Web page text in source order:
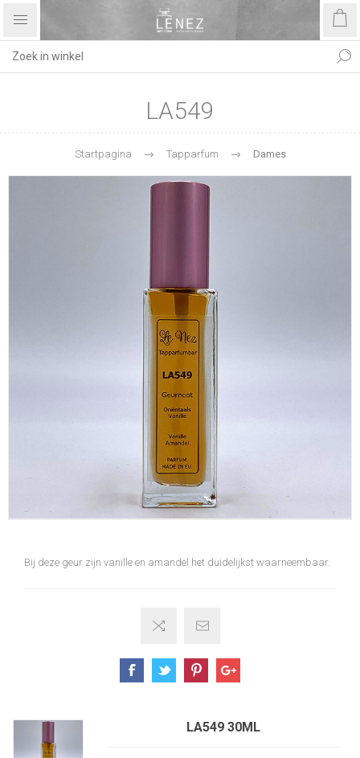
LA549
Startpagina Tapparfum Dames
Bij deze geur zijn vanille en amandel het duidelijkst waarneembaar.
LA549 30ML